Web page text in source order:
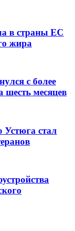
в страны ЕС
жира
с более
шесть месяцев
Устюга стал